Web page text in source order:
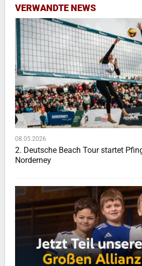
VERWANDTE NEWS
08.05.2026
2. Deutsche Beach Tour startet
Norderney